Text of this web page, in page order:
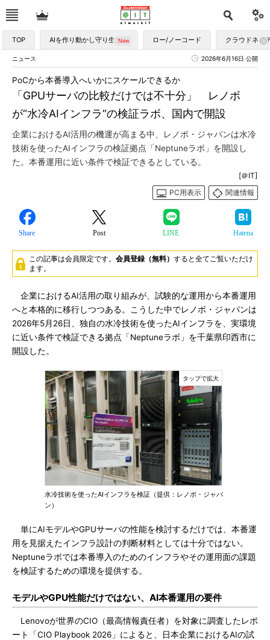
TOP AIを作り動かし守り生かす ロー/ノーコード クラウドネイ
ニュース 2026年6月16日 公開
「GPUサーバの比較だけでは不十分」 レノボ
が“水冷AIインフラ“の検証ラボ、国内で開設
PoCから本番導入へいかにスケールできるか
企業におけるAI活用の機運が高まる中、レノボ・ジャパンは水冷
技術を使ったAIインフラの検証拠点「Neptuneラボ」を開設し
た。本番運用に近い条件で検証できるとしている。
[＠IT]
PC用表示
関連情報
Share Post LINE Hatena
この記事は会員限定です。 会員登録（無料） すると全てご覧いただけ
ます。
企業におけるAI活用の取り組みが、試験的な運用から本番運用
へと本格的に移行しつつある。こうした中でレノボ・ジャパンは
2026年5月26日、独自の水冷技術を使ったAIインフラを、実環境
に近い条件で検証できる拠点「Neptuneラボ」を千葉県印西市に
開設した。
水冷技術を使ったAIインフラを検証（提供：レノボ・ジャパ
ン）
単にAIモデルやGPUサーバの性能を検討するだけでは、本番運
用を見据えたインフラ設計の判断材料としては十分ではない。
Neptuneラボでは本番導入のためのインフラやその運用面の課題
を検証するための環境を提供する。
モデルやGPU性能だけではない、AI本番運用の要件
Lenovoが世界のCIO（最高情報責任者）を対象に調査したレポ
ート「CIO Playbook 2026」によると、日本企業におけるAIの試